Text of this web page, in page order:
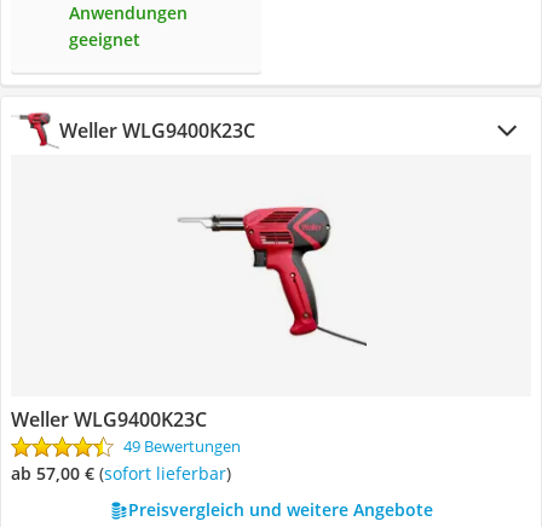
Anwendungen
geeignet
Weller WLG9400K23C
Weller WLG9400K23C
49 Bewertungen
ab 57,00 € ( Sofort lieferbar)
Preisvergleich und weitere Angebote